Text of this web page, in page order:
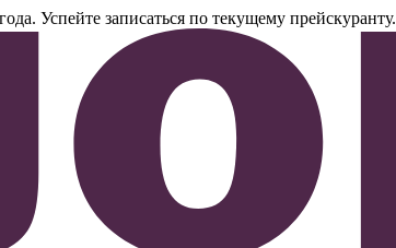
Успейте записаться по текущему прейскуранту.